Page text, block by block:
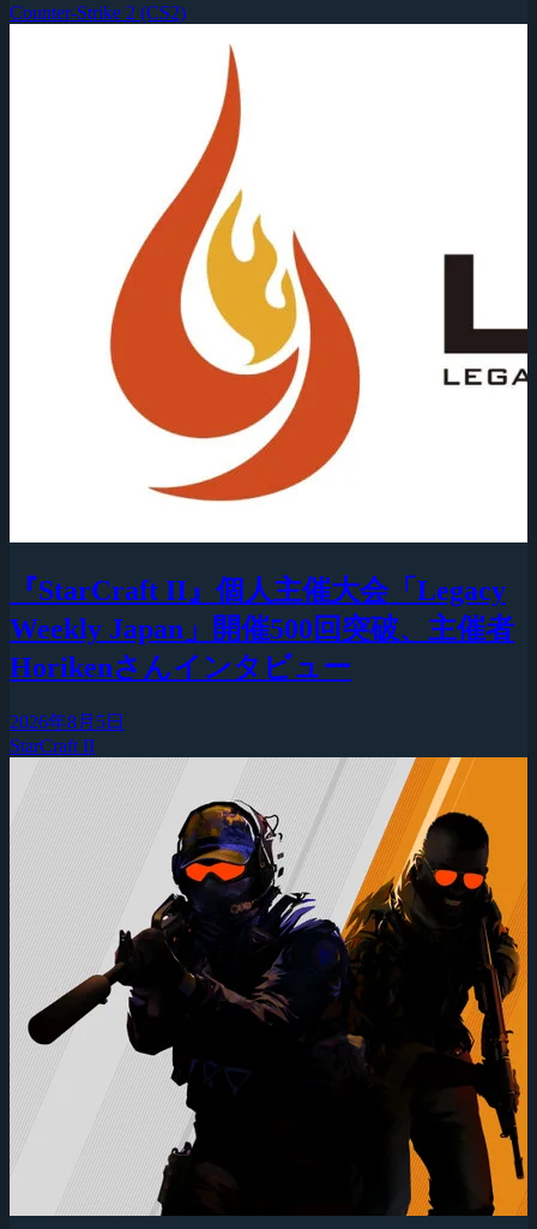
Counter-Strike 2 (CS2)
『StarCraft II』個人主催大会「Legacy
Weekly Japan」開催500回突破、主催者
Horikenさんインタビュー
2026年8月5日
StarCraft II